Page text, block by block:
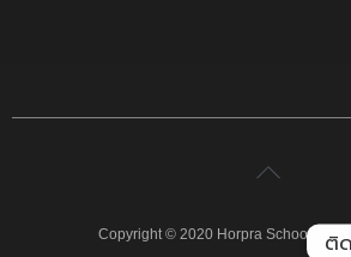
Copyright © 2020 Horpra School. Allติ